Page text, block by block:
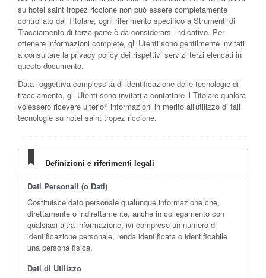
su hotel saint tropez riccione non può essere completamente
controllato dal Titolare, ogni riferimento specifico a Strumenti di
Tracciamento di terza parte è da considerarsi indicativo. Per
ottenere informazioni complete, gli Utenti sono gentilmente invitati
a consultare la privacy policy dei rispettivi servizi terzi elencati in
questo documento.
Data l'oggettiva complessità di identificazione delle tecnologie di
tracciamento, gli Utenti sono invitati a contattare il Titolare qualora
volessero ricevere ulteriori informazioni in merito all'utilizzo di tali
tecnologie su hotel saint tropez riccione.
Definizioni e riferimenti legali
Dati Personali (o Dati)
Costituisce dato personale qualunque informazione che,
direttamente o indirettamente, anche in collegamento con
qualsiasi altra informazione, ivi compreso un numero di
identificazione personale, renda identificata o identificabile
una persona fisica.
Dati di Utilizzo